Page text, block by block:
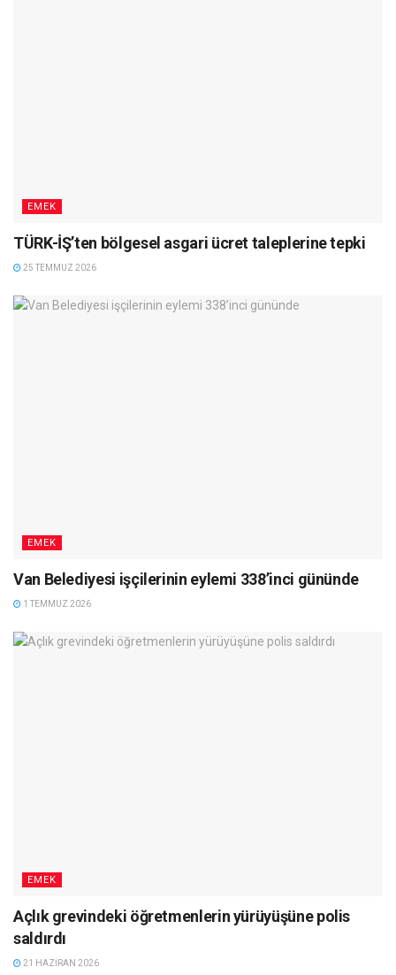
EMEK
TÜRK-İŞ’ten bölgesel asgari ücret taleplerine tepki
25 TEMMUZ 2026
EMEK
Van Belediyesi işçilerinin eylemi 338’inci gününde
1 TEMMUZ 2026
EMEK
Açlık grevindeki öğretmenlerin yürüyüşüne polis
saldırdı
21 HAZIRAN 2026